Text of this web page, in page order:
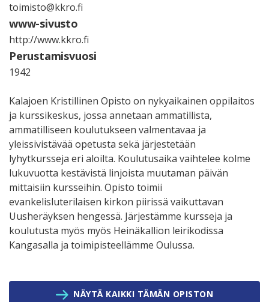
toimisto@kkro.fi
www-sivusto
http://www.kkro.fi
Perustamisvuosi
1942
Kalajoen Kristillinen Opisto on nykyaikainen oppilaitos
ja kurssikeskus, jossa annetaan ammatillista,
ammatilliseen koulutukseen valmentavaa ja
yleissivistävää opetusta sekä järjestetään
lyhytkursseja eri aloilta. Koulutusaika vaihtelee kolme
lukuvuotta kestävistä linjoista muutaman päivän
mittaisiin kursseihin. Opisto toimii
evankelisluterilaisen kirkon piirissä vaikuttavan
Uusheräyksen hengessä. Järjestämme kursseja ja
koulutusta myös myös Heinäkallion leirikodissa
Kangasalla ja toimipisteellämme Oulussa.
NÄYTÄ KAIKKI TÄMÄN OPISTON